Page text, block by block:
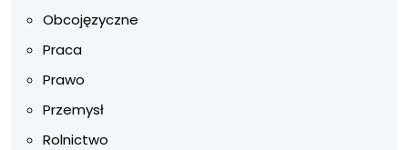
Obcojęzyczne
Praca
Prawo
Przemysł
Rolnictwo